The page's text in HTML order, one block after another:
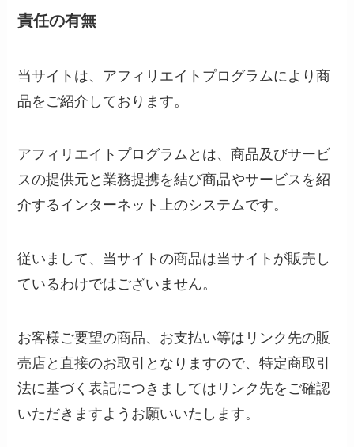
責任の有無
当サイトは、アフィリエイトプログラムにより商
品をご紹介しております。
アフィリエイトプログラムとは、商品及びサービ
スの提供元と業務提携を結び商品やサービスを紹
介するインターネット上のシステムです。
従いまして、当サイトの商品は当サイトが販売し
ているわけではございません。
お客様ご要望の商品、お支払い等はリンク先の販
売店と直接のお取引となりますので、特定商取引
法に基づく表記につきましてはリンク先をご確認
いただきますようお願いいたします。